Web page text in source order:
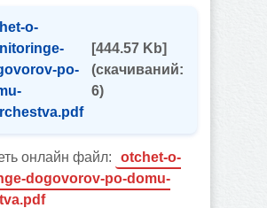
o-
po-
[444.57 Kb]
(cкачиваний:
6)
онлайн файл:
otchet-o-
dogovorov-po-domu-